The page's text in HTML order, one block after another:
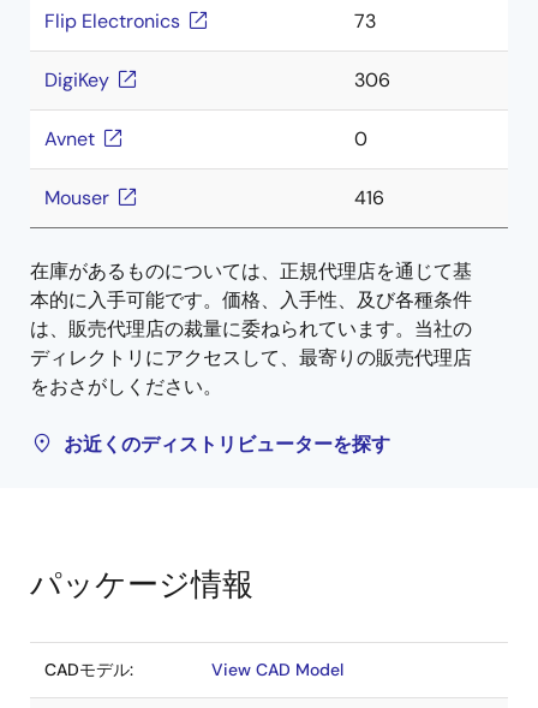
Flip Electronics 73
DigiKey 306
Avnet 0
Mouser 416
在庫があるものについては、正規代理店を通じて基
本的に入手可能です。価格、入手性、及び各種条件
は、販売代理店の裁量に委ねられています。当社の
ディレクトリにアクセスして、最寄りの販売代理店
をおさがしください。
お近くのディストリビューターを探す
パッケージ情報
CADモデル: View CAD Model